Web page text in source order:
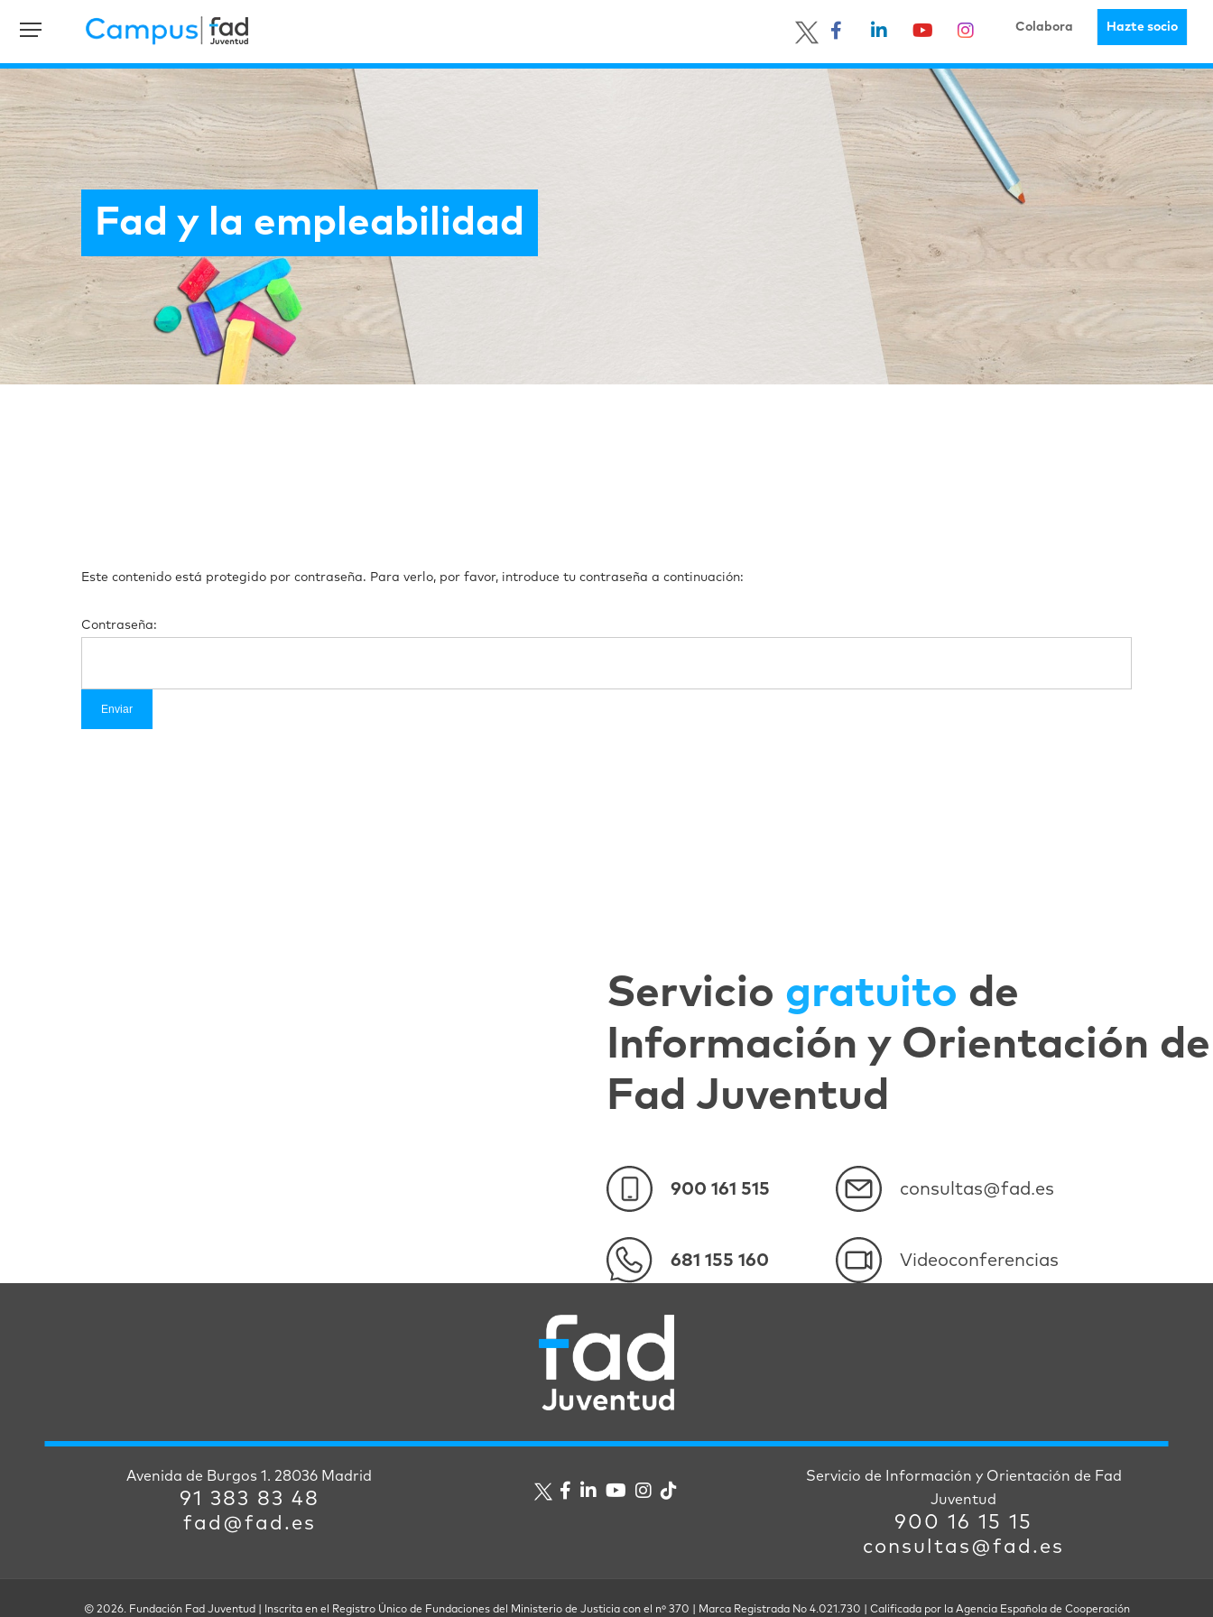
Colabora Hazte socio
Fad y la empleabilidad
Este contenido está protegido por contraseña. Para verlo, por favor, introduce tu contraseña a continuación:
Contraseña:
Servicio gratuito de
Información y Orientación de
Fad Juventud
900 161 515 consultas@fad.es
681 155 160 Videoconferencias
Avenida de Burgos 1. 28036 Madrid
91 383 83 48
fad@fad.es
Servicio de Información y Orientación de Fad
Juventud
900 16 15 15
consultas@fad.es
© 2026. Fundación Fad Juventud | Inscrita en el Registro Único de Fundaciones del Ministerio de Justicia con el nº 370 | Marca Registrada No 4.021.730 | Calificada por la Agencia Española de Cooperación